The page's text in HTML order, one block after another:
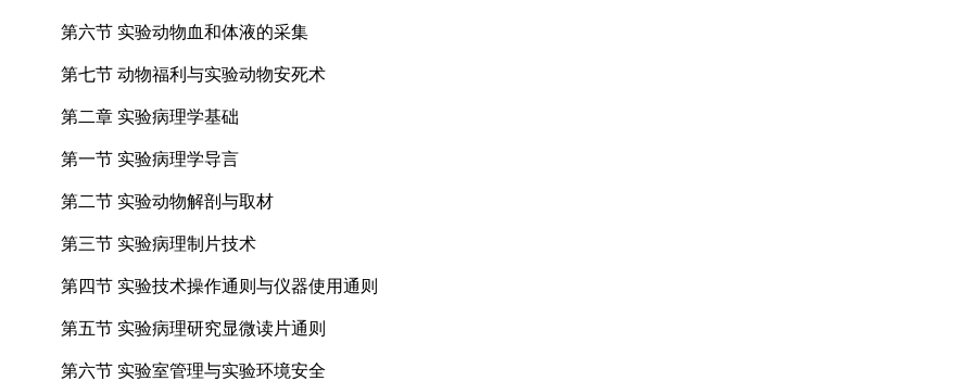
第六节 实验动物血和体液的采集
第七节 动物福利与实验动物安死术
第二章 实验病理学基础
第一节 实验病理学导言
第二节 实验动物解剖与取材
第三节 实验病理制片技术
第四节 实验技术操作通则与仪器使用通则
第五节 实验病理研究显微读片通则
第六节 实验室管理与实验环境安全